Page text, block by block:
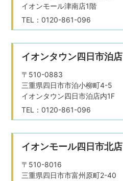
イオンモール津南店1階
TEL：0120-861-096
イオンタウン四日市泊店
〒510-0883
三重県四日市市泊小柳町4-5
イオンタウン四日市泊店内1F
TEL：0120-861-096
イオンモール四日市北店
〒510-8016
三重県四日市市富州原町2-40